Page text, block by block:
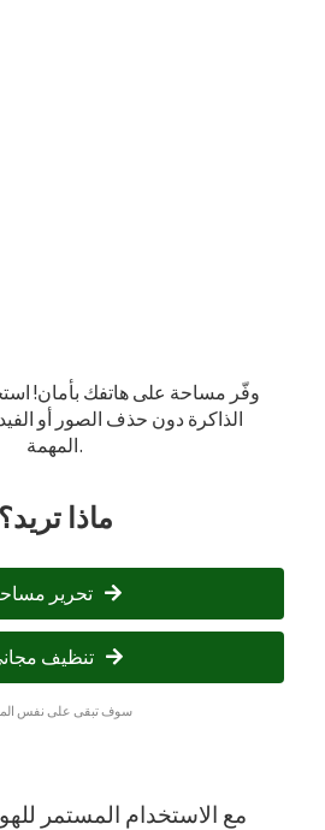
وفّر مساحة على هاتفك بأمان!
الذاكرة دون حذف الصور أو
المهمة.
ماذا تريد؟
تحرير
تنظيف
سوف تبقى على نفس
مع الاستخدام المستمر